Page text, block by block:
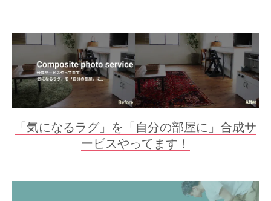
「気になるラグ」を「自分の部屋に」合成サ
ービスやってます！